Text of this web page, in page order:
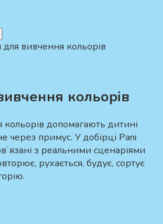
для вивчення кольорів
кольорів
допомагають дитині
через примус. У добірці Pani
з реальними сценаріями
рухається, будує, сортує